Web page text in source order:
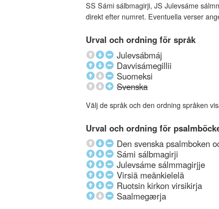
SS Sámi sálbmagirji, JS Julevsáme
direkt efter numret. Eventuella verser
Urval och ordning för språk
Julevsábmáj
Davvisámegillii
Suomeksi
Svenska
Välj de språk och den ordning språken
Urval och ordning för
Den svenska psalmboken
Sámi sálbmagirji
Julevsáme sálmmagirjje
Virsiä meänkielelä
Ruotsin kirkon virsikirja
Saalmegærja